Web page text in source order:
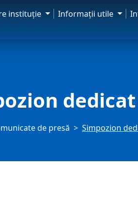
instituţie Informaţii utile
de presă Simpozion